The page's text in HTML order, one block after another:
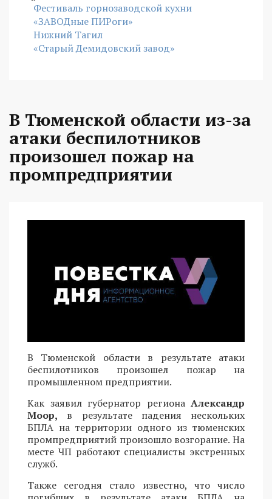
Фестиваль горнозаводской кухни
«ЗАВОДные ПИРоги»
Нижний Тагил
«Старый Демидовский завод»
В Тюменской области из-за
атаки беспилотников
произошел пожар на
промпредприятии
В Тюменской области в результате атаки
беспилотников произошел пожар на
промышленном предприятии.
Как заявил губернатор региона Александр
Моор, в результате падения нескольких
БПЛА на территории одного из тюменских
промпредприятий произошло возгорание. На
месте ЧП работают специалисты экстренных
служб.
Также сегодня стало известно, что число